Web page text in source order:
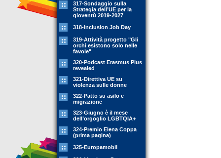
317-Sondaggio sulla
Strategia dell’UE per la
gioventù 2019-2027
318-Inclusion Job Day
319-Attività progetto "Gli
orchi esistono solo nelle
favole"
320-Podcast Erasmus Plus
revealed
321-Direttiva UE su
violenza sulle donne
322-Patto su asilo e
migrazione
323-Giugno è il mese
dell’orgoglio LGBTQIA+
324-Premio Elena Coppa
(prima pagina)
325-Europamobil